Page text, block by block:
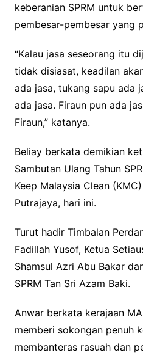
keberanian SPRM untuk
pembesar-pembesar yang
“Kalau jasa seseorang itu
tidak disiasat, keadilan
ada jasa, tukang sapu ada
ada jasa. Firaun pun ada
Firaun,” katanya.
Beliay berkata demikian
Sambutan Ulang Tahun
Keep Malaysia Clean
Putrajaya, hari ini.
Turut hadir Timbalan
Fadillah Yusof, Ketua
Shamsul Azri Abu Bakar
SPRM Tan Sri Azam Baki.
Anwar berkata kerajaan
memberi sokongan penuh
membanteras rasuah dan